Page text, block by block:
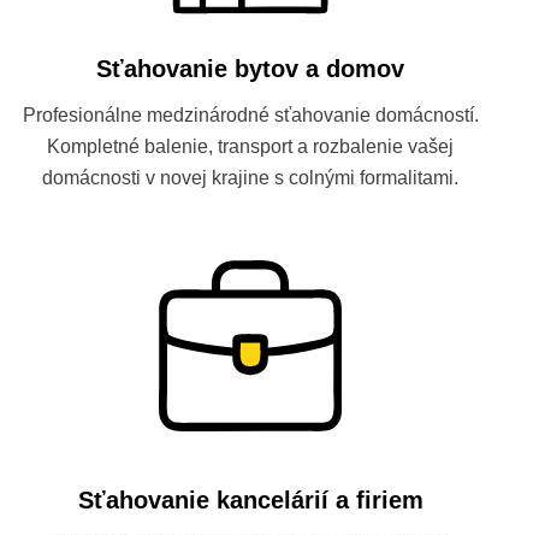
Sťahovanie bytov a domov
Profesionálne medzinárodné sťahovanie domácností.
Kompletné balenie, transport a rozbalenie vašej
domácnosti v novej krajine s colnými formalitami.
Sťahovanie kancelárií a firiem